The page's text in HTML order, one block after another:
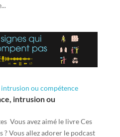
intrusion ou compétence
intrusion ou
Vous avez aimé le livre Ces
? Vous allez adorer le podcast